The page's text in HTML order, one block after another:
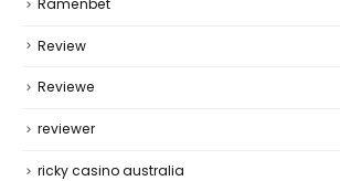
Ramenbet
Review
Reviewe
reviewer
ricky casino australia